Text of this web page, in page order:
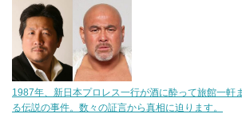
1987年、新日本プロレス一行が酒に酔って旅館一軒
る伝説の事件。数々の証言から真相に迫ります。